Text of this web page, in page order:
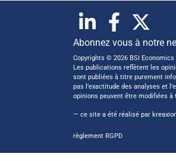
Abonnez vous à notre
Copyrights © 2026 BSI Economics
Les publications reflètent les
sont publiées à titre purement
pas l’exactitude des analyses et
opinions peuvent être modifiées
— ce site a été réalisé par
règlement RGPD